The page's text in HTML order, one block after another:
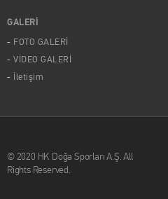
GALERİ
FOTO GALERİ
VİDEO GALERİ
İletişim
© 2020 HK Doğa Sporları A.Ş. All
Rights Reserved.